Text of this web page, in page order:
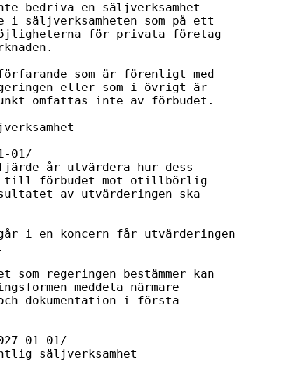
bedriva en säljverksamhet
säljverksamheten som på ett
för privata företag
som är förenligt med
eller som i övrigt är
omfattas inte av förbudet.
01/
år utvärdera hur dess
till förbudet mot otillbörlig
av utvärderingen ska
i en koncern får utvärderingen
som regeringen bestämmer kan
meddela närmare
dokumentation i första
01-01/
säljverksamhet